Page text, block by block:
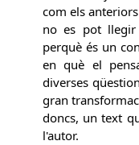
com els
no es pot
perquè és un
en què el
diverses
gran
doncs, un text
l'autor.